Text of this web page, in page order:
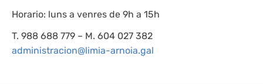
Horario: luns a venres de 9h a 15h
T. 988 688 779 – M. 604 027 382
administracion@limia-arnoia.gal